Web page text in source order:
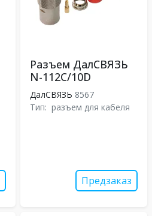
Разъем ДалСВЯЗЬ
N-112C/10D
ДалСВЯЗЬ 8567
Тип: разъем для кабеля
Предзаказ